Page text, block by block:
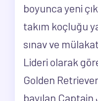
boyunca yeni
takım koçluğu
sınav ve
Lideri olarak
Golden
bayılan